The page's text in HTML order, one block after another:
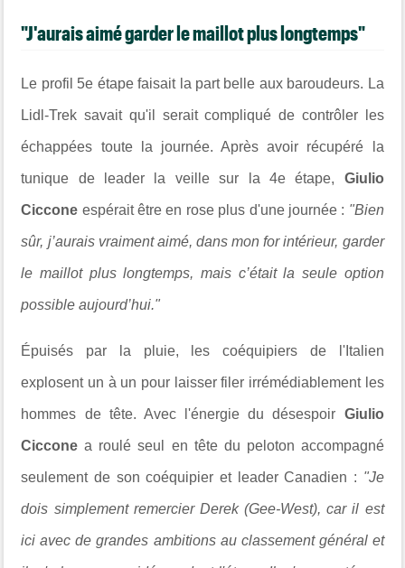
"J'aurais aimé garder le maillot plus longtemps"
Le profil 5e étape faisait la part belle aux baroudeurs. La
Lidl-Trek savait qu'il serait compliqué de contrôler les
échappées toute la journée. Après avoir récupéré la
tunique de leader la veille sur la 4e étape, Giulio
Ciccone espérait être en rose plus d'une journée : "Bien
sûr, j’aurais vraiment aimé, dans mon for intérieur, garder
le maillot plus longtemps, mais c’était la seule option
possible aujourd’hui."
Épuisés par la pluie, les coéquipiers de l'Italien
explosent un à un pour laisser filer irrémédiablement les
hommes de tête. Avec l'énergie du désespoir Giulio
Ciccone a roulé seul en tête du peloton accompagné
seulement de son coéquipier et leader Canadien : "Je
dois simplement remercier Derek (Gee-West), car il est
ici avec de grandes ambitions au classement général et